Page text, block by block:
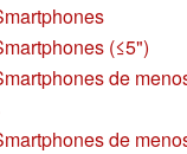
(≤5")
de
de